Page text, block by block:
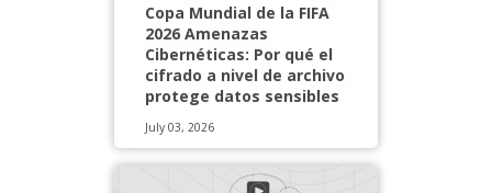
Copa Mundial de la FIFA
2026 Amenazas
Cibernéticas: Por qué el
cifrado a nivel de archivo
protege datos sensibles
July 03, 2026